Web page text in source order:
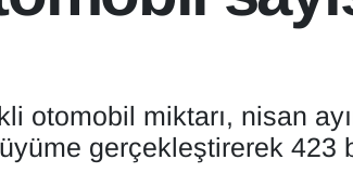
otomobil miktarı, nisan
gerçekleştirerek 423